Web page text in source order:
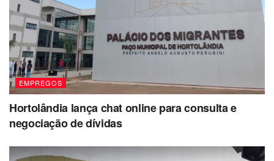
EMPREGOS
Hortolândia lança chat online para consulta e
negociação de dívidas